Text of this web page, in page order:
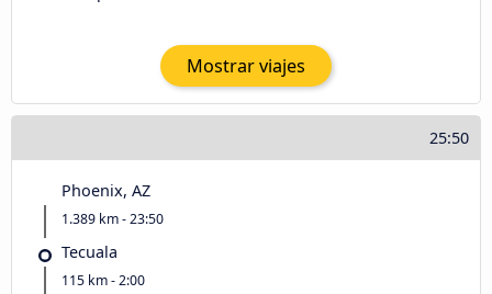
Mostrar viajes
25:50
Phoenix, AZ
1.389 km - 23:50
Tecuala
115 km - 2:00